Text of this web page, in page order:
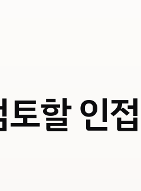
할 인접